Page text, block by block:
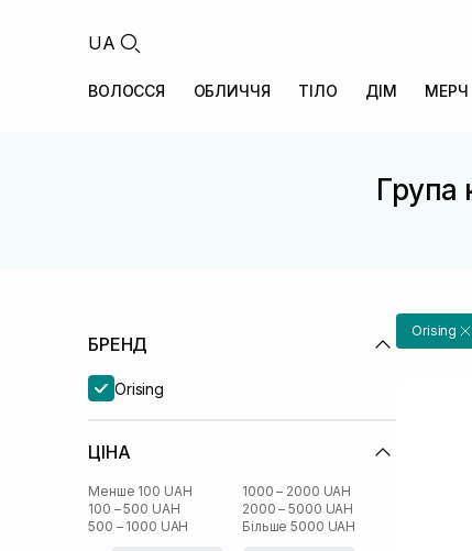
UA
ВОЛОССЯ ОБЛИЧЧЯ ТІЛО ДІМ МЕРЧ
Група
БРЕНД
Orising
ЦІНА
Менше 100 UAH
100 – 500 UAH
500 – 1000 UAH
1000 – 2000 UAH
2000 – 5000 UAH
Більше 5000 UAH
Orising